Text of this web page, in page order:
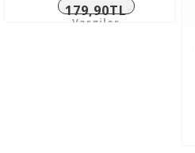
179,90TL
Vergiler